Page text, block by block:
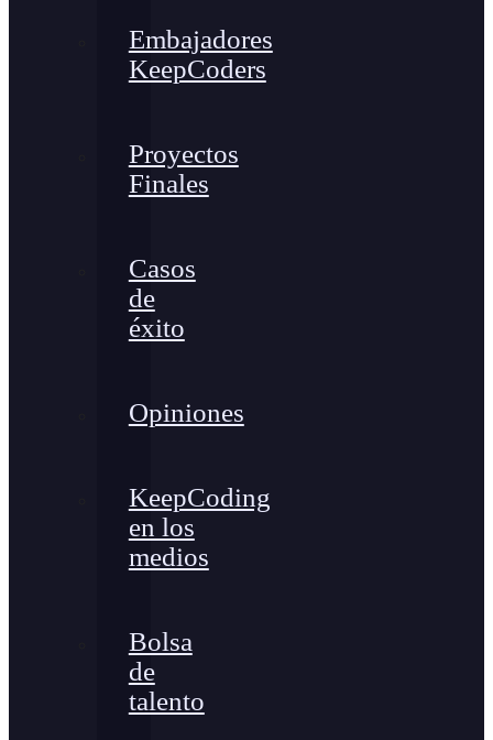
Embajadores
KeepCoders
Proyectos
Finales
Casos
de
éxito
Opiniones
KeepCoding
en los
medios
Bolsa
de
talento